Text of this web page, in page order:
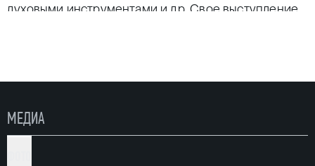
духовыми инструментами и др. Свое выступление
и свойственных ему разнообразных возможностях.
На вокальных концертах дети узнают о том, какие
бывают голоса, и слушают выступления солистов
МЕДИА